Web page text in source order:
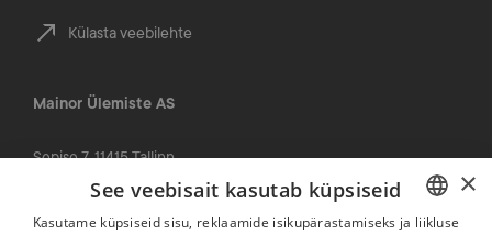
Külasta veebilehte
Mainor Ülemiste AS
Sepise 7, 11415 Tallinn
Tominga maja
×
See veebisait kasutab küpsiseid
Kasutame küpsiseid sisu, reklaamide isikupärastamiseks ja liikluse